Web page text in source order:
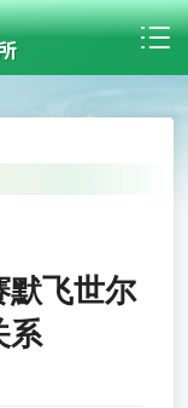
默飞世尔
系